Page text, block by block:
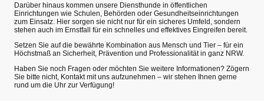
Darüber hinaus kommen unsere Diensthunde in öffentlichen
Einrichtungen wie Schulen, Behörden oder Gesundheitseinrichtungen
zum Einsatz. Hier sorgen sie nicht nur für ein sicheres Umfeld, sondern
stehen auch im Ernstfall für ein schnelles und effektives Eingreifen bereit.
Setzen Sie auf die bewährte Kombination aus Mensch und Tier – für ein
Höchstmaß an Sicherheit, Prävention und Professionalität in ganz NRW.
Haben Sie noch Fragen oder möchten Sie weitere Informationen? Zögern
Sie bitte nicht, Kontakt mit uns aufzunehmen – wir stehen Ihnen gerne
rund um die Uhr zur Verfügung!